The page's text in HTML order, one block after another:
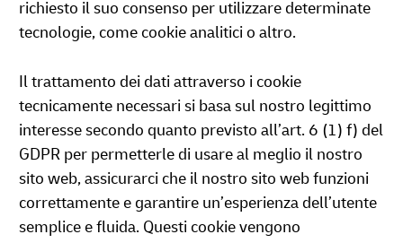
richiesto il suo consenso per utilizzare determinate
tecnologie, come cookie analitici o altro.
Il trattamento dei dati attraverso i cookie
tecnicamente necessari si basa sul nostro legittimo
interesse secondo quanto previsto all’art. 6 (1) f) del
GDPR per permetterle di usare al meglio il nostro
sito web, assicurarci che il nostro sito web funzioni
correttamente e garantire un’esperienza dell’utente
semplice e fluida. Questi cookie vengono